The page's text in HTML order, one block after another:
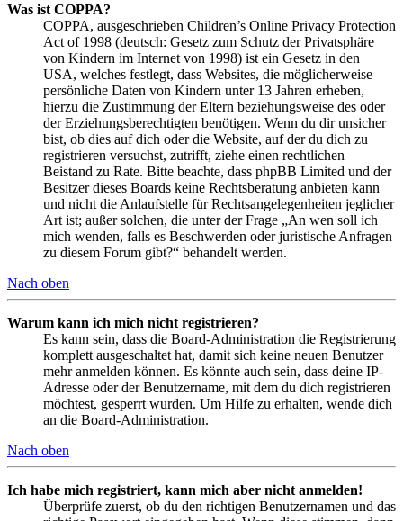
Was ist COPPA?
COPPA, ausgeschrieben Children’s Online Privacy Protection
Act of 1998 (deutsch: Gesetz zum Schutz der Privatsphäre
von Kindern im Internet von 1998) ist ein Gesetz in den
USA, welches festlegt, dass Websites, die möglicherweise
persönliche Daten von Kindern unter 13 Jahren erheben,
hierzu die Zustimmung der Eltern beziehungsweise des oder
der Erziehungsberechtigten benötigen. Wenn du dir unsicher
bist, ob dies auf dich oder die Website, auf der du dich zu
registrieren versuchst, zutrifft, ziehe einen rechtlichen
Beistand zu Rate. Bitte beachte, dass phpBB Limited und der
Besitzer dieses Boards keine Rechtsberatung anbieten kann
und nicht die Anlaufstelle für Rechtsangelegenheiten jeglicher
Art ist; außer solchen, die unter der Frage „An wen soll ich
mich wenden, falls es Beschwerden oder juristische Anfragen
zu diesem Forum gibt?“ behandelt werden.
Nach oben
Warum kann ich mich nicht registrieren?
Es kann sein, dass die Board-Administration die Registrierung
komplett ausgeschaltet hat, damit sich keine neuen Benutzer
mehr anmelden können. Es könnte auch sein, dass deine IP-
Adresse oder der Benutzername, mit dem du dich registrieren
möchtest, gesperrt wurden. Um Hilfe zu erhalten, wende dich
an die Board-Administration.
Nach oben
Ich habe mich registriert, kann mich aber nicht anmelden!
Überprüfe zuerst, ob du den richtigen Benutzernamen und das